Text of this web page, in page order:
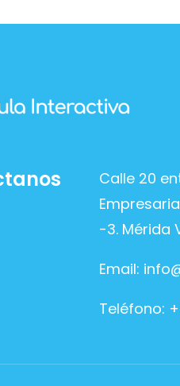
Calle 20
-3. Mérida
Email:
Teléfono: